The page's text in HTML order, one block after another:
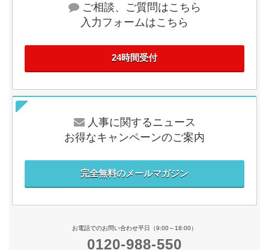
ご相談、ご質問はこちら
入力フォームはこちら
24時間受付
人事に関するニュース
お得なキャンペーンのご案内
完全無料のメールマガジン
お電話でのお問い合わせ平日（9:00～18:00）
0120-988-550